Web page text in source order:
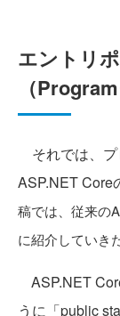
エントリ
（
それでは、プ
ASP.NET Core
稿では、従来の
に紹介していき
ASP.NET
うに「public